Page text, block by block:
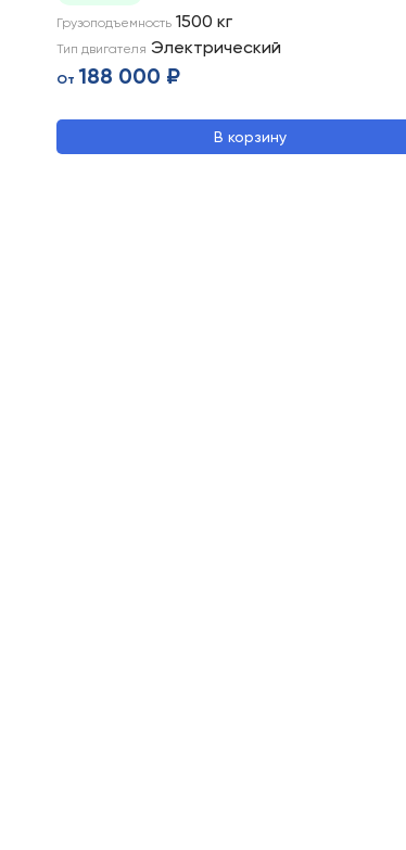
Грузоподъемность 1500 кг
Тип двигателя Электрический
От 188 000 ₽
В корзину